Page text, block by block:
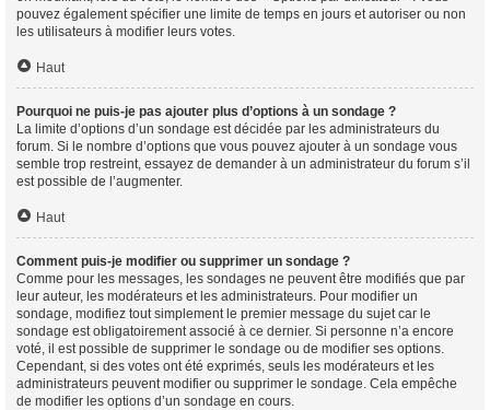
pouvez également spécifier une limite de temps en jours et autoriser ou non
les utilisateurs à modifier leurs votes.
Haut
Pourquoi ne puis-je pas ajouter plus d’options à un sondage ?
La limite d’options d’un sondage est décidée par les administrateurs du
forum. Si le nombre d’options que vous pouvez ajouter à un sondage vous
semble trop restreint, essayez de demander à un administrateur du forum s’il
est possible de l’augmenter.
Haut
Comment puis-je modifier ou supprimer un sondage ?
Comme pour les messages, les sondages ne peuvent être modifiés que par
leur auteur, les modérateurs et les administrateurs. Pour modifier un
sondage, modifiez tout simplement le premier message du sujet car le
sondage est obligatoirement associé à ce dernier. Si personne n’a encore
voté, il est possible de supprimer le sondage ou de modifier ses options.
Cependant, si des votes ont été exprimés, seuls les modérateurs et les
administrateurs peuvent modifier ou supprimer le sondage. Cela empêche
de modifier les options d’un sondage en cours.